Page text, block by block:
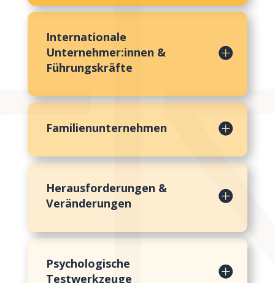
Internationale
Unternehmer:innen &
Führungskräfte
Familienunternehmen
Herausforderungen &
Veränderungen
Psychologische
Testwerkzeuge